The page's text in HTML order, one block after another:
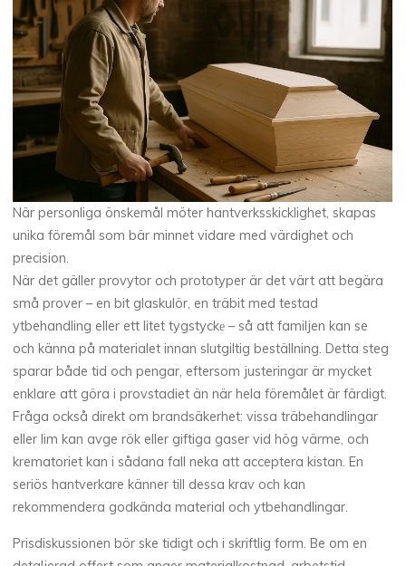
När personliga önskemål möter hantverksskicklighet, skapas
unika föremål som bär minnet vidare med värdighet och
precision.
När det gäller provytor och prototyper är det värt att begära
små prover – en bit glaskulör, en träbit med testad
ytbehandling eller ett litet tygstyckе – så att familjen kan se
och känna på materialet innan slutgiltig beställning. Detta steg
sparar både tid och pengar, eftersom justeringar är mycket
enklare att göra i provstadiet än när hela föremålet är färdigt.
Fråga också direkt om brandsäkerhet: vissa träbehandlingar
eller lim kan avge rök eller giftiga gaser vid hög värme, och
krematoriet kan i sådana fall neka att acceptera kistan. En
seriös hantverkare känner till dessa krav och kan
rekommendera godkända material och ytbehandlingar.
Prisdiskussionen bör ske tidigt och i skriftlig form. Be om en